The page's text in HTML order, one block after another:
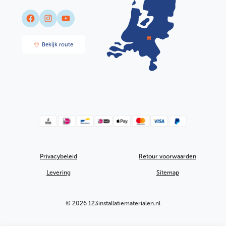
Facebook Instagram YouTube
Bekijk route
Privacybeleid Retour voorwaarden
Levering Sitemap
© 2026 123installatiematerialen.nl